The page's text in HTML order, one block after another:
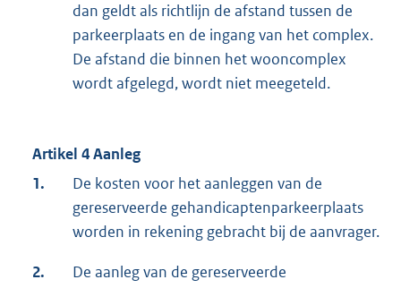
dan geldt als richtlijn de afstand tussen de
parkeerplaats en de ingang van het complex.
De afstand die binnen het wooncomplex
wordt afgelegd, wordt niet meegeteld.
Artikel 4 Aanleg
1.
De kosten voor het aanleggen van de
gereserveerde gehandicaptenparkeerplaats
worden in rekening gebracht bij de aanvrager.
2.
De aanleg van de gereserveerde